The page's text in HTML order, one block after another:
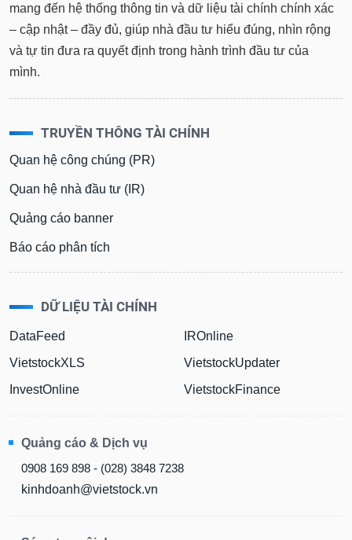
mang đến hệ thống thông tin và dữ liệu tài chính chính xác
– cập nhật – đầy đủ, giúp nhà đầu tư hiểu đúng, nhìn rộng
và tự tin đưa ra quyết định trong hành trình đầu tư của
mình.
TRUYỀN THÔNG TÀI CHÍNH
Quan hệ công chúng (PR)
Quan hệ nhà đầu tư (IR)
Quảng cáo banner
Báo cáo phân tích
DỮ LIỆU TÀI CHÍNH
DataFeed
VietstockXLS
InvestOnline
IROnline
VietstockUpdater
VietstockFinance
Quảng cáo & Dịch vụ
0908 169 898 - (028) 3848 7238
kinhdoanh@vietstock.vn